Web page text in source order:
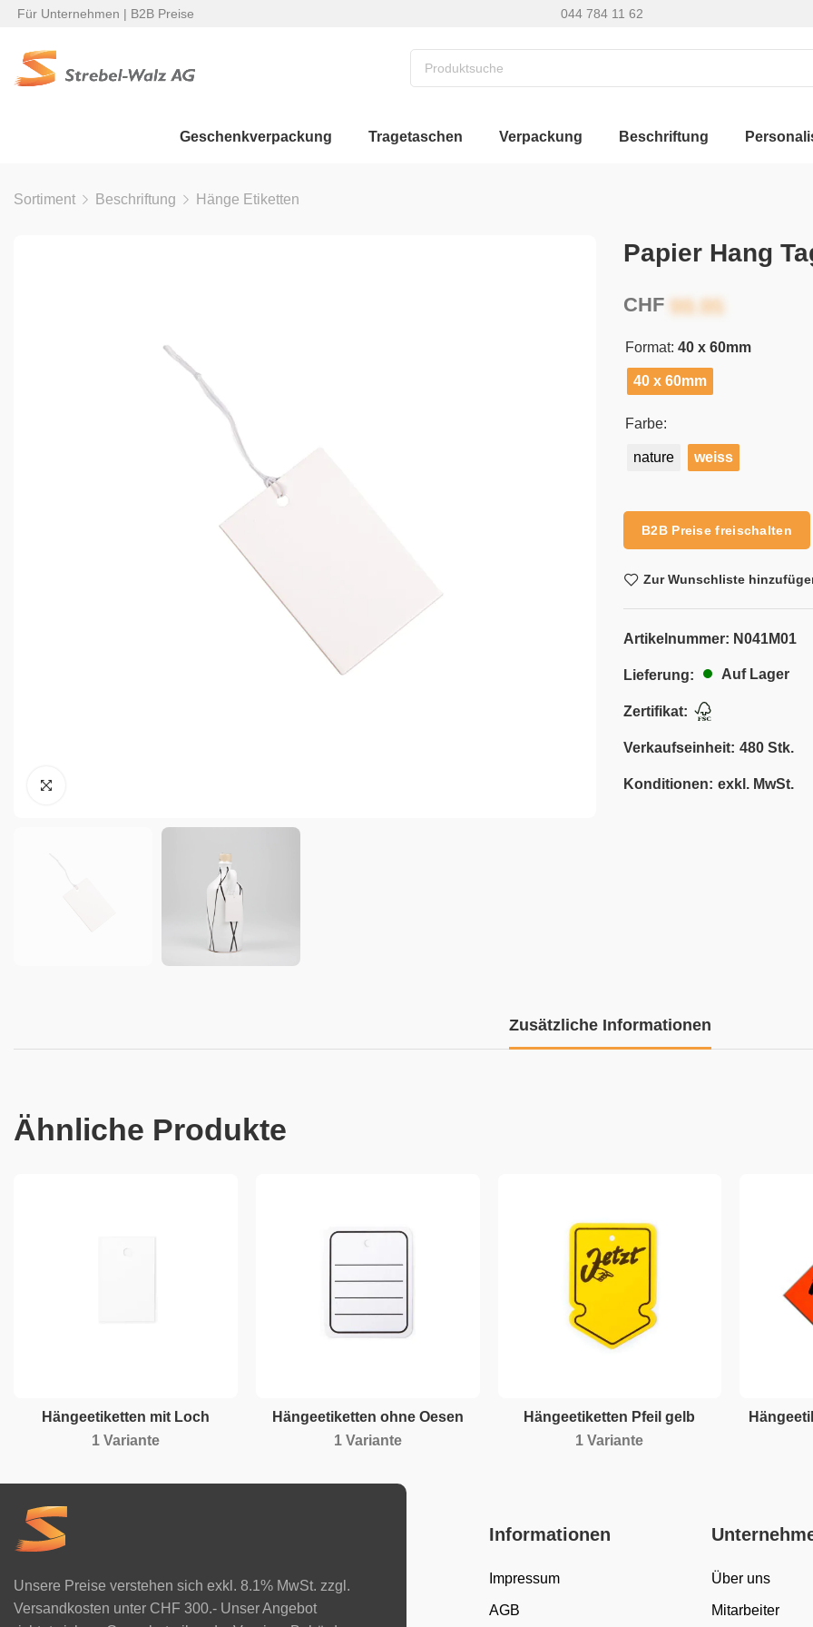
Für Unternehmen | B2B Preise 044 784 11 62
Geschenkverpackung Tragetaschen Verpackung Beschriftung
Sortiment Beschriftung Hänge Etiketten
Papier Hang
CHF
Format: 40 x 60mm
40 x 60mm
Farbe:
nature weiss
B2B Preise freischalten
Zur Wunschliste
Artikelnummer: N041M01
Lieferung: Auf Lager
Zertifikat:
Verkaufseinheit: 480 Stk.
Konditionen: exkl. MwSt.
Zusätzliche Informationen
Ähnliche Produkte
Hängeetiketten mit Loch
1 Variante
Hängeetiketten ohne Oesen
1 Variante
Hängeetiketten Pfeil gelb
1 Variante
Unsere Preise verstehen sich exkl. 8.1% MwSt. zzgl.
Versandkosten unter CHF 300.- Unser Angebot
Informationen
Impressum
AGB
Über uns
Mitarbeiter